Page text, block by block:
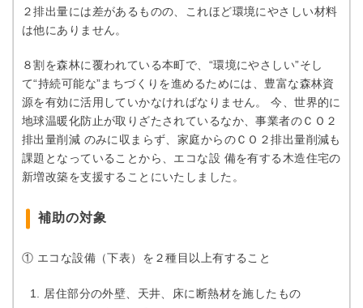
２排出量には差があるものの、これほど環境にやさしい材料
は他にありません。
８割を森林に覆われている本町で、“環境にやさしい”そし
て“持続可能な”まちづくりを進めるためには、豊富な森林資
源を有効に活用していかなければなりません。 今、世界的に
地球温暖化防止が取りざたされているなか、事業者のＣＯ２
排出量削減 のみに収まらず、家庭からのＣＯ２排出量削減も
課題となっていることから、エコな設 備を有する木造住宅の
新増改築を支援することにいたしました。
補助の対象
① エコな設備（下表）を２種目以上有すること
居住部分の外壁、天井、床に断熱材を施したもの